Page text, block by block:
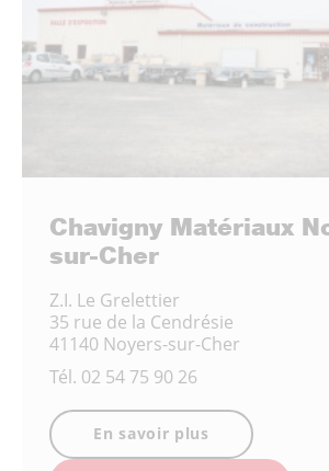
Chavigny Matériaux
sur-Cher
Z.I. Le Grelettier
35 rue de la Cendrésie
41140 Noyers-sur-Cher
Tél. 02 54 75 90 26
En savoir plus